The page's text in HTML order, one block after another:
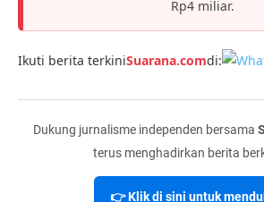
Rp4 miliar.
Ikuti berita terkiniSuarana.comdi:
Dukung jurnalisme independen bersama
terus menghadirkan berita
👉 Klik di sini untuk